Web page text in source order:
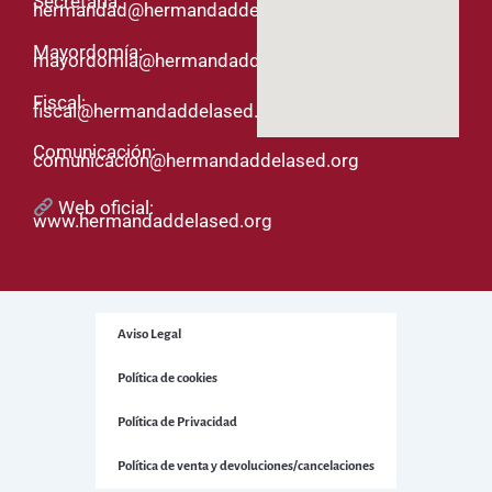
hermandad@hermandaddelased.org
Mayordomía:
mayordomia@hermandaddelased.org
Fiscal:
fiscal@hermandaddelased.org
Comunicación:
comunicacion@hermandaddelased.org
Web oficial:
www.hermandaddelased.org
Aviso Legal
Política de cookies
Política de Privacidad
Política de venta y devoluciones/cancelaciones